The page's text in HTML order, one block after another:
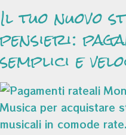
Il tuo nuovo
pensieri:
semplici e